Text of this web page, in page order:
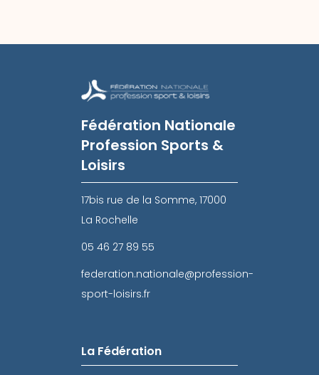
Fédération Nationale
Profession Sports &
Loisirs
17bis rue de la Somme, 17000
La Rochelle
05 46 27 89 55
federation.nationale@profession-
sport-loisirs.fr
La Fédération